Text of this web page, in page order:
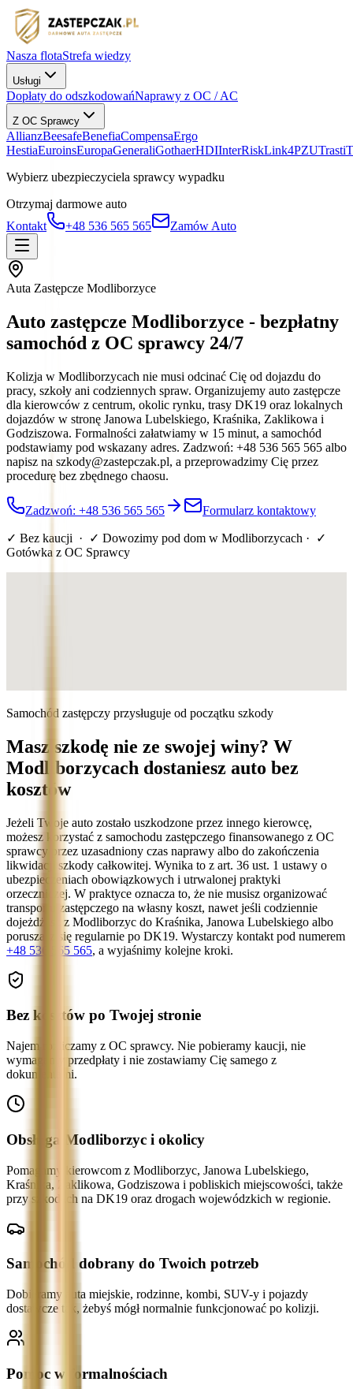
Nasza flotaStrefa wiedzy
Usługi
Dopłaty do odszkodowańNaprawy z OC / AC
Z OC Sprawcy
AllianzBeesafeBenefiaCompensaErgo
HestiaEuroinsEuropaGeneraliGothaerHDIInterRiskLink4PZUTrasti
Wybierz ubezpieczyciela sprawcy wypadku
Otrzymaj darmowe auto
Kontakt
+48 536 565 565 Zamów Auto
Auta Zastępcze Modliborzyce
Auto zastępcze Modliborzyce - bezpłatny
samochód z OC sprawcy 24/7
Kolizja w Modliborzycach nie musi odcinać Cię od dojazdu do
pracy, szkoły ani codziennych spraw. Organizujemy auto zastępcze
dla kierowców z centrum, okolic rynku, trasy DK19 oraz lokalnych
dojazdów w stronę Janowa Lubelskiego, Kraśnika, Zaklikowa i
Godziszowa. Formalności załatwiamy w 15 minut, a samochód
podstawiamy pod wskazany adres. Zadzwoń: +48 536 565 565 albo
napisz na szkody@zastepczak.pl, a przeprowadzimy Cię przez
procedurę bez zbędnego chaosu.
Zadzwoń: +48 536 565 565 Formularz kontaktowy
✓ Bez kaucji · ✓ Dowozimy pod dom w Modliborzycach · ✓
Gotówka z OC Sprawcy
Samochód zastępczy przysługuje od początku szkody
Masz szkodę nie ze swojej winy? W
Modliborzycach dostaniesz auto bez
kosztów
Jeżeli Twoje auto zostało uszkodzone przez innego kierowcę,
możesz korzystać z samochodu zastępczego finansowanego z OC
sprawcy przez uzasadniony czas naprawy albo do zakończenia
likwidacji szkody całkowitej. Wynika to z art. 36 ust. 1 ustawy o
ubezpieczeniach obowiązkowych i utrwalonej praktyki
orzeczniczej. W praktyce oznacza to, że nie musisz organizować
transportu zastępczego na własny koszt, nawet jeśli codziennie
dojeżdżasz z Modliborzyc do Kraśnika, Janowa Lubelskiego albo
poruszasz się regularnie po DK19. Wystarczy kontakt pod numerem
+48 536 565 565, a wyjaśnimy kolejne kroki.
Bez kosztów po Twojej stronie
Najem rozliczamy z OC sprawcy. Nie pobieramy kaucji, nie
wymagamy przedpłaty i nie zostawiamy Cię samego z
dokumentami.
Obsługa Modliborzyc i okolicy
Pomagamy kierowcom z Modliborzyc, Janowa Lubelskiego,
Kraśnika, Zaklikowa, Godziszowa i pobliskich miejscowości, także
przy szkodach na DK19 oraz drogach wojewódzkich w regionie.
Samochód dobrany do Twoich potrzeb
Dobieramy auta miejskie, rodzinne, kombi, SUV-y i pojazdy
dostawcze tak, żebyś mógł normalnie funkcjonować po kolizji.
Pomoc w formalnościach